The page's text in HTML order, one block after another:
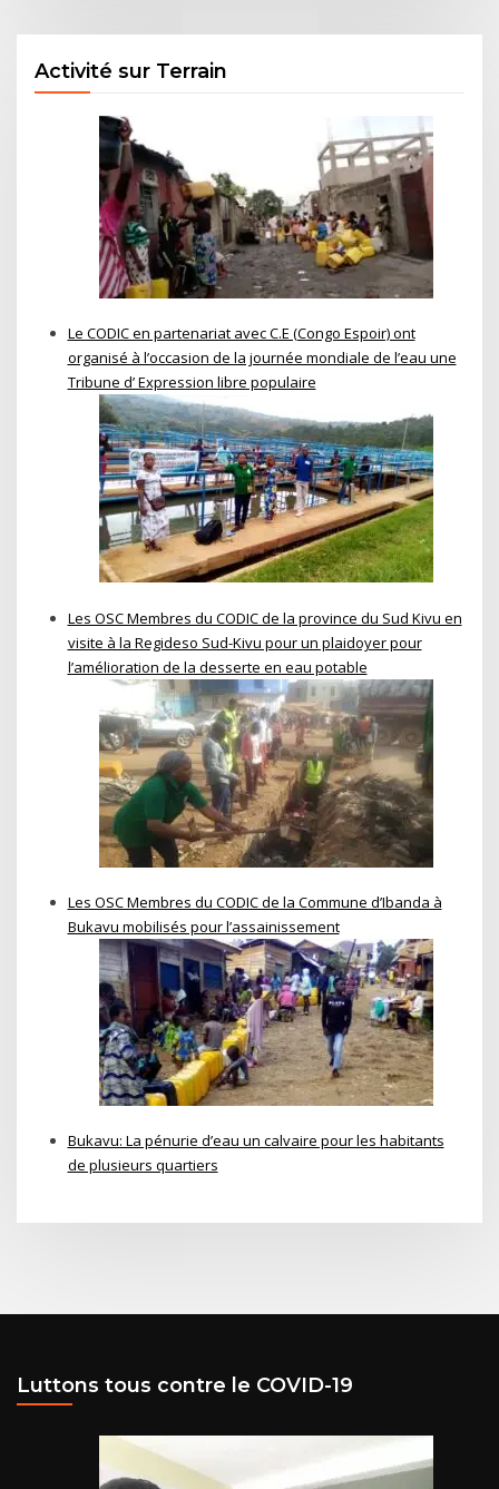
Activité sur Terrain
Le CODIC en partenariat avec C.E (Congo Espoir) ont
organisé à l’occasion de la journée mondiale de l’eau une
Tribune d’ Expression libre populaire
Les OSC Membres du CODIC de la province du Sud Kivu en
visite à la Regideso Sud-Kivu pour un plaidoyer pour
l’amélioration de la desserte en eau potable
Les OSC Membres du CODIC de la Commune d’Ibanda à
Bukavu mobilisés pour l’assainissement
Bukavu: La pénurie d’eau un calvaire pour les habitants
de plusieurs quartiers
Luttons tous contre le COVID-19